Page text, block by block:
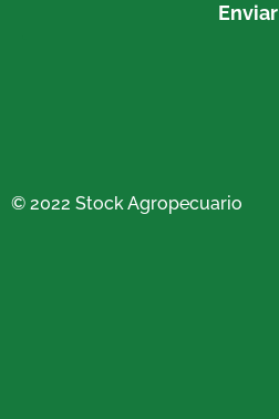
Enviar
© 2022 Stock Agropecuario